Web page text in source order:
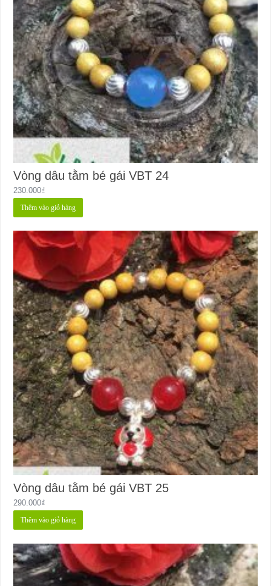
Vòng dâu tằm bé gái VBT 24
230.000₫
Thêm vào giỏ hàng
Vòng dâu tằm bé gái VBT 25
290.000₫
Thêm vào giỏ hàng